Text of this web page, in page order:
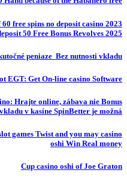
free spins no deposit casino 2023
50 Free Bonus Revolves 2025
peniaze ️ Bez nutnosti vkladu
EGT: Get On-line casino Software
Hrajte online, zábava nie Bonus
v kasíne SpinBetter je možná
games Twist and you may casino
oshi Win Real money
Cup casino oshi of Joe Graton